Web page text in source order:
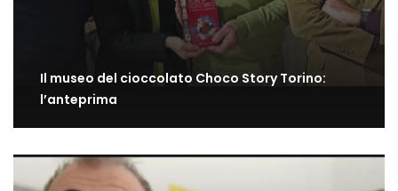
Il museo del cioccolato Choco Story Torino:
l’anteprima